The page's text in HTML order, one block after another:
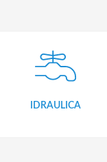
IDRAULICA